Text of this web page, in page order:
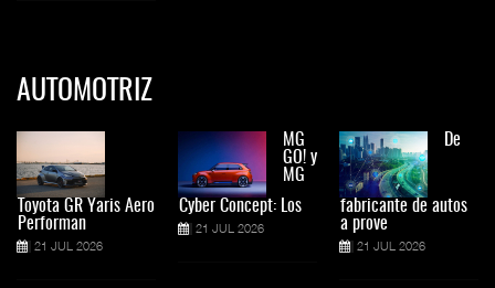
AUTOMOTRIZ
Toyota GR Yaris Aero
Performan
21 JUL 2026
MG
GO! y
MG
Cyber Concept: Los
21 JUL 2026
De
fabricante de autos
a prove
21 JUL 2026